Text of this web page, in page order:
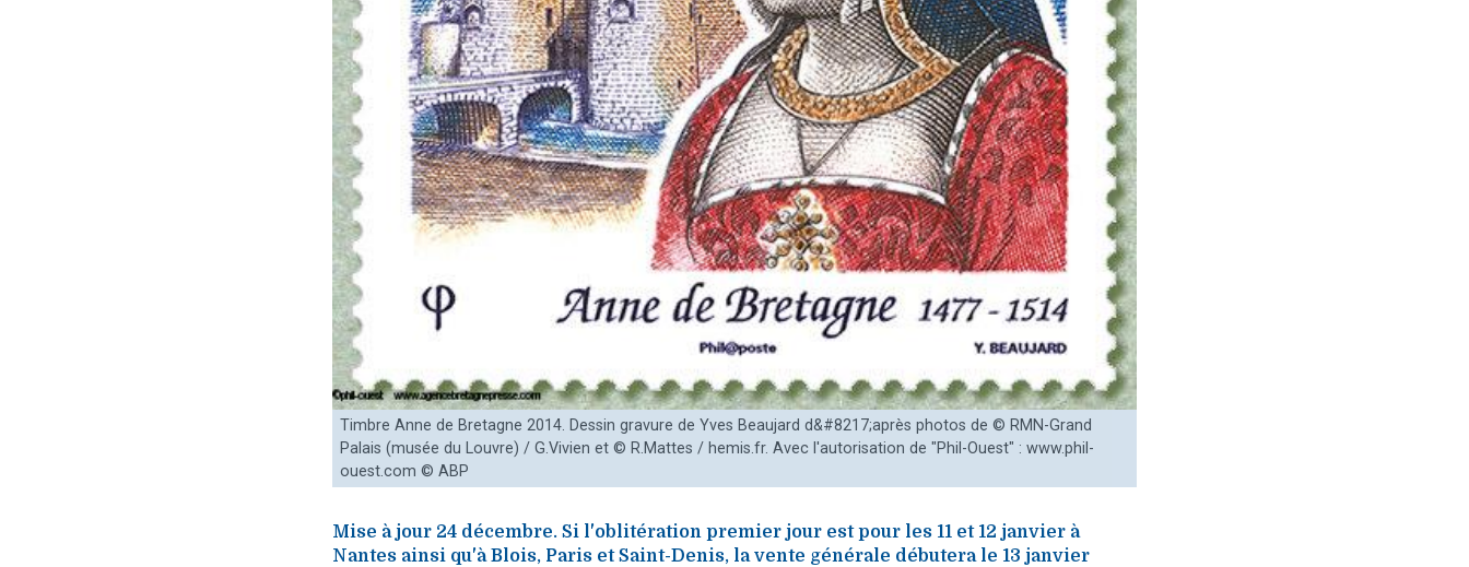
Timbre Anne de Bretagne 2014. Dessin gravure de Yves Beaujard d&#8217;après photos de © RMN-Grand
Palais (musée du Louvre) / G.Vivien et © R.Mattes / hemis.fr. Avec l'autorisation de "Phil-Ouest" : www.phil-
ouest.com © ABP
Mise à jour 24 décembre. Si l'oblitération premier jour est pour les 11 et 12 janvier à
Nantes ainsi qu'à Blois, Paris et Saint-Denis, la vente générale débutera le 13 janvier